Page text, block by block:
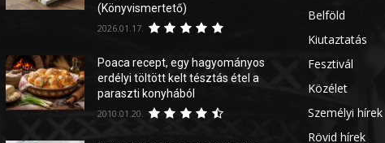
(Könyvismertető)
2026.01.17.
Poaca recept, egy hagyományos
erdélyi töltött kelt tésztás étel a
paraszti konyhából
2010.01.20.
Belföld
Kiutaztatás
Fesztivál
Közélet
Személyi hírek
Rövid hírek